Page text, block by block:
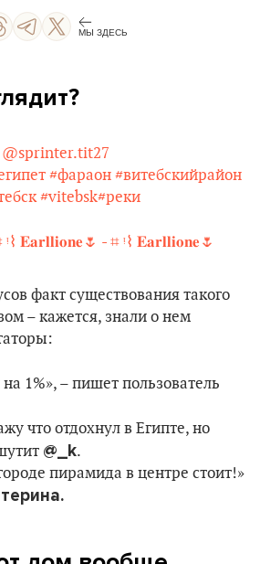
МЫ ЗДЕСЬ
@sprinter.tit27
#фараон #витебскийрайон
#vitebsk#реки
𝐄𝐚𝐫𝐥𝐥𝐢𝐨𝐧𝐞🌷 - ⌗ ᵎ⌇ 𝐄𝐚𝐫𝐥𝐥𝐢𝐨𝐧𝐞🌷
факт существования такого
– кажется, знали о нем
1%», – пишет пользователь
что отдохнул в Египте, но
@_k.
пирамида в центре стоит!»